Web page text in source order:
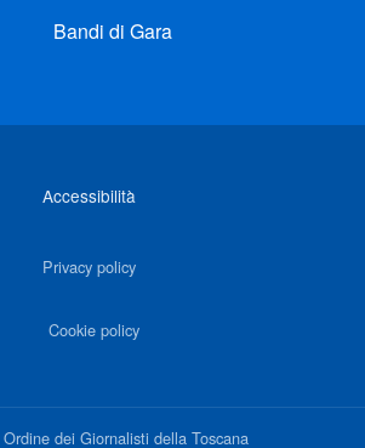
Bandi di Gara
Accessibilità
Privacy policy
Cookie policy
Ordine dei Giornalisti della Toscana